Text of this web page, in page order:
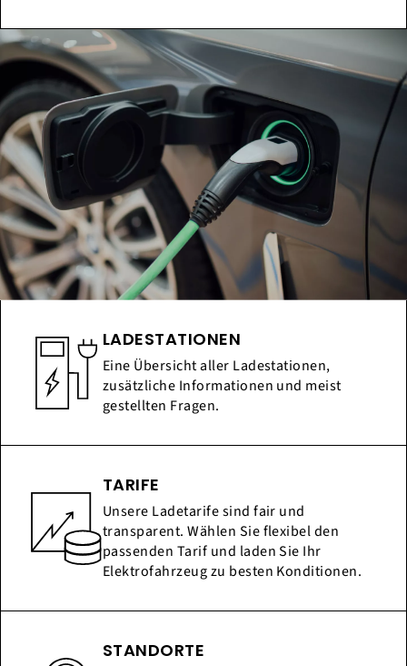
LADESTATIONEN
Eine Übersicht aller Ladestationen,
zusätzliche Informationen und meist
gestellten Fragen.
TARIFE
Unsere Ladetarife sind fair und
transparent. Wählen Sie flexibel den
passenden Tarif und laden Sie Ihr
Elektrofahrzeug zu besten Konditionen.
STANDORTE